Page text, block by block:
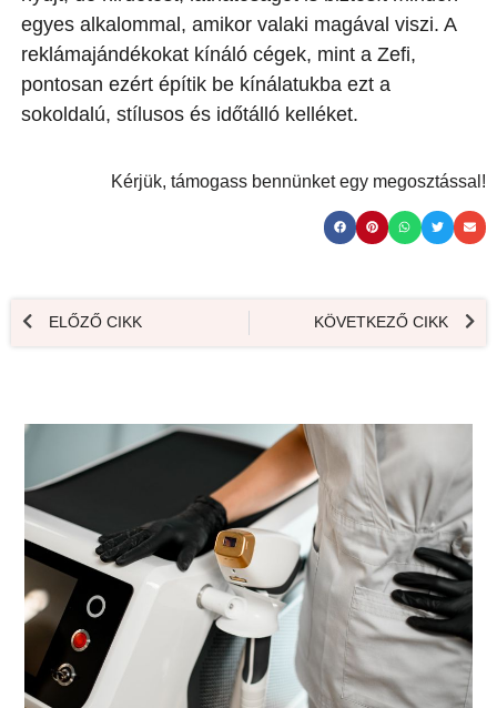
egyes alkalommal, amikor valaki magával viszi. A
reklámajándékokat kínáló cégek, mint a Zefi,
pontosan ezért építik be kínálatukba ezt a
sokoldalú, stílusos és időtálló kelléket.
Kérjük, támogass bennünket egy megosztással!
ELŐZŐ CIKK KÖVETKEZŐ CIKK